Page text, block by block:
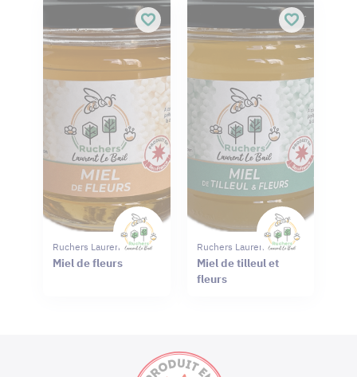
Ruchers Laurent Le Bail
Miel de fleurs
Ruchers Laurent Le Bail
Miel de tilleul et
fleurs